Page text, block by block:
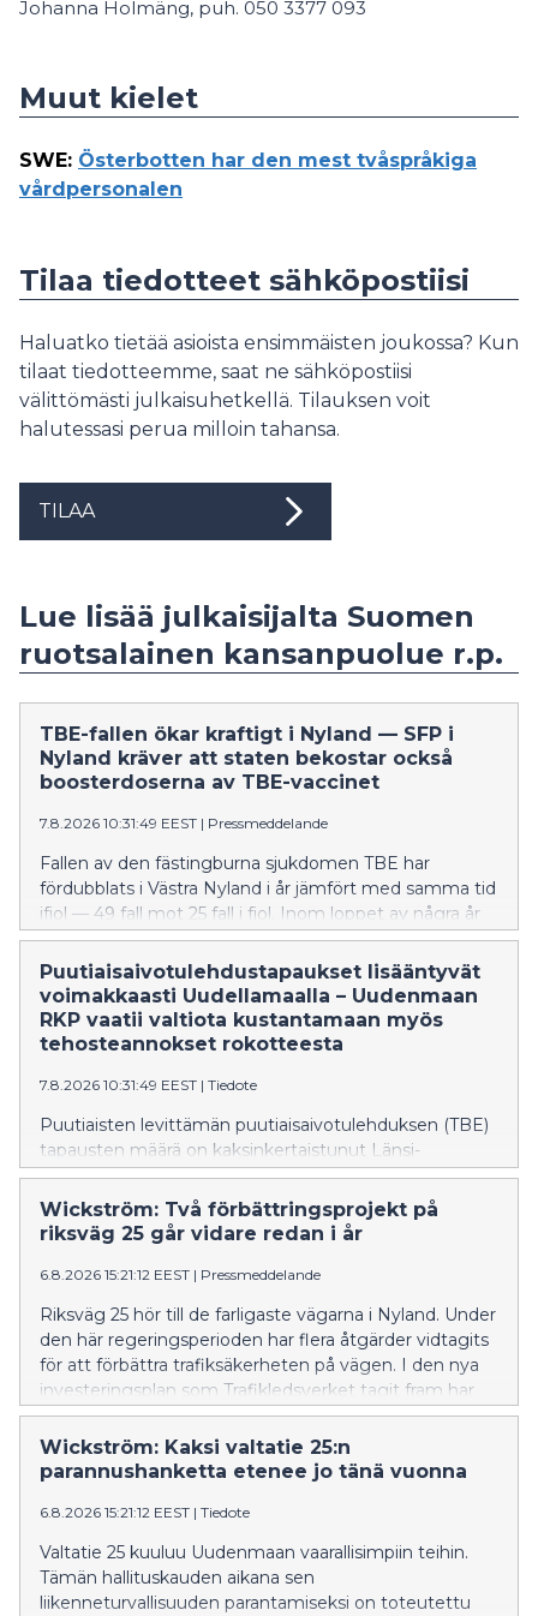
Johanna Holmäng, puh. 050 3377 093
Muut kielet
SWE: Österbotten har den mest tvåspråkiga
vårdpersonalen
Tilaa tiedotteet sähköpostiisi
Haluatko tietää asioista ensimmäisten joukossa? Kun
tilaat tiedotteemme, saat ne sähköpostiisi
välittömästi julkaisuhetkellä. Tilauksen voit
halutessasi perua milloin tahansa.
TILAA
Lue lisää julkaisijalta Suomen
ruotsalainen kansanpuolue r.p.
TBE-fallen ökar kraftigt i Nyland — SFP i
Nyland kräver att staten bekostar också
boosterdoserna av TBE-vaccinet
7.8.2026 10:31:49 EEST | Pressmeddelande
Fallen av den fästingburna sjukdomen TBE har
fördubblats i Västra Nyland i år jämfört med samma tid
ifjol — 49 fall mot 25 fall i fjol. Inom loppet av några år
har TBE också börjat förekomma i östnyländska
kommuner, även om det handlar om tämligen få fall
tills vidare. Förra året dog fyra personer i Nyland av
TBE. Många av Finlands riskområden finns i Nyland.
Puutiaisaivotulehdustapaukset lisääntyvät
voimakkaasti Uudellamaalla – Uudenmaan
RKP vaatii valtiota kustantamaan myös
tehosteannokset rokotteesta
7.8.2026 10:31:49 EEST | Tiedote
Puutiaisten levittämän puutiaisaivotulehduksen (TBE)
tapausten määrä on kaksinkertaistunut Länsi-
Uudellamaalla tänä vuonna verrattuna viime vuoden
vastaavaan ajankohtaan – tapauksia on todettu tänä
kesänä jo 49, kun viime vuonna niitä oli 25. Viime
vuosien aikana TBE:tä on alkanut esiintyä myös Itä-
Uudenmaan kunnissa, vaikka tapausmäärät ovat
henkilöä kuoli Uudellamaalla TBE:n seurauksena.
Monet Suomen riskialueista sijaitsevat Uudellamaalla.
Wickström: Två förbättringsprojekt på
riksväg 25 går vidare redan i år
6.8.2026 15:21:12 EEST | Pressmeddelande
Riksväg 25 hör till de farligaste vägarna i Nyland. Under
den här regeringsperioden har flera åtgärder vidtagits
för att förbättra trafiksäkerheten på vägen. I den nya
investeringsplan som Trafikledsverket tagit fram har
åtgärder längs riksväg 25 prioriterats.
Wickström: Kaksi valtatie 25:n
parannushanketta etenee jo tänä vuonna
6.8.2026 15:21:12 EEST | Tiedote
Valtatie 25 kuuluu Uudenmaan vaarallisimpiin teihin.
Tämän hallituskauden aikana sen
liikenneturvallisuuden parantamiseksi on toteutettu